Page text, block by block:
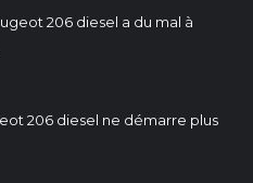
206 diesel a du mal à
206 diesel ne démarre plus